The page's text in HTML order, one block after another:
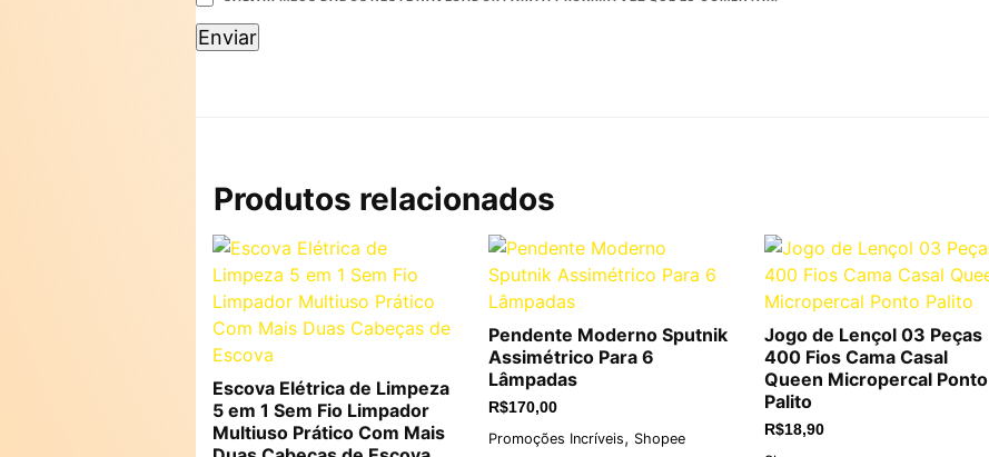
Produtos relacionados
Escova Elétrica de Limpeza
5 em 1 Sem Fio Limpador
Multiuso Prático Com Mais
Pendente Moderno Sputnik
Assimétrico Para 6
Lâmpadas
R$170,00
Promoções Incríveis, Shopee
Jogo de Lençol 03 Peças
400 Fios Cama Casal
Queen Micropercal Ponto
Palito
R$18,90